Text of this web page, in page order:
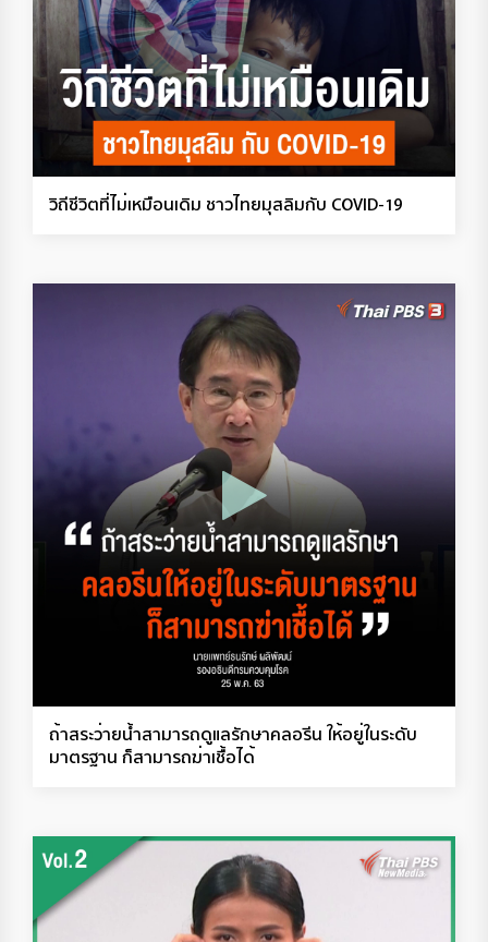
วิถีชีวิตที่ไม่เหมือนเดิม ชาวไทยมุสลิมกับ COVID-19
ถ้าสระว่ายน้ำสามารถดูแลรักษาคลอรีน ให้อยู่ในระดับ
มาตรฐาน ก็สามารถฆ่าเชื้อได้